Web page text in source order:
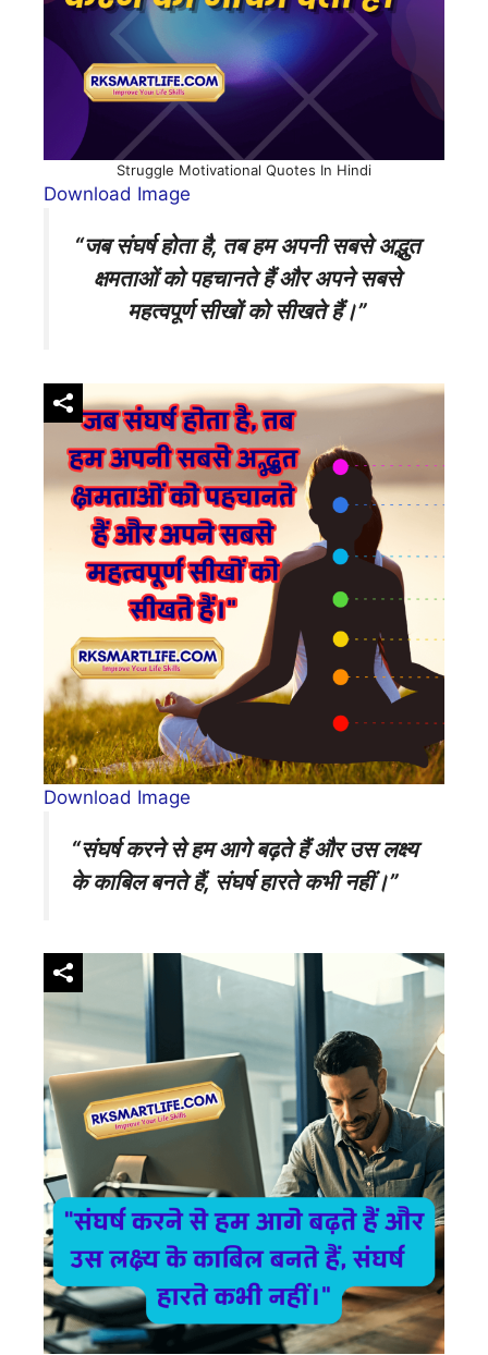
Struggle Motivational Quotes In Hindi
Download Image
“जब संघर्ष होता है, तब हम अपनी सबसे अद्भुत
क्षमताओं को पहचानते हैं और अपने सबसे
महत्वपूर्ण सीखों को सीखते हैं।”
Download Image
“संघर्ष करने से हम आगे बढ़ते हैं और उस लक्ष्य
के काबिल बनते हैं, संघर्ष हारते कभी नहीं।”